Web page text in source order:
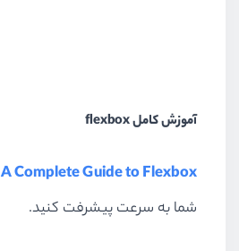
آموزش کامل flexbox
A Complete Guide to Flexbox
شما به سرعت پیشرفت کنید.